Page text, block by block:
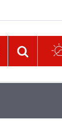
Yapılacak